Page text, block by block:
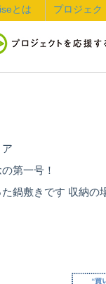
プロジェク
とは
第一号！
鍋敷きです 収納